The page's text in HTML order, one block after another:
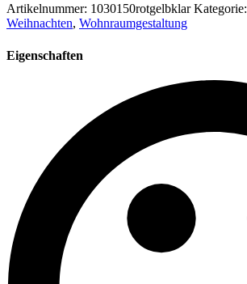
mundgeblasenes
Kristallglas
ca.
Artikelnummer: 1030150rotgelbklarKategorie:
Weihnachten, Wohnraumgestaltung
Eigenschaften